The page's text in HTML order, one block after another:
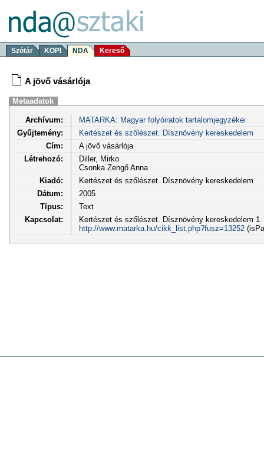
Szótár KOPI NDA Kereső
A jövő vásárlója
Metaadatok
Archívum:
MATARKA: Magyar folyóiratok tartalomjegyzékei
Gyűjtemény:
Kertészet és szőlészet. Dísznövény kereskedelem
Cím:
A jövő vásárlója
Létrehozó:
Diller, Mirko
Csonka Zengő Anna
Kiadó:
Kertészet és szőlészet. Dísznövény kereskedelem
Dátum:
2005
Típus:
Text
Kapcsolat:
Kertészet és szőlészet. Dísznövény kereskedelem
http://www.matarka.hu/cikk_list.php?fusz=13252